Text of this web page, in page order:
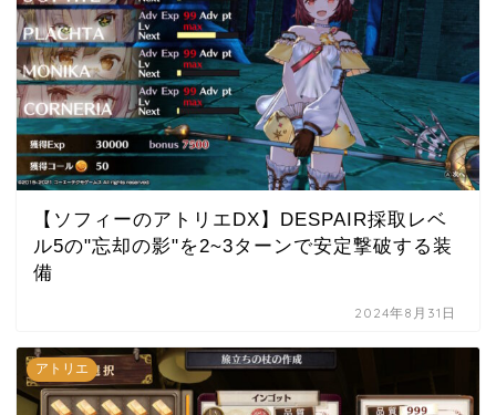
【ソフィーのアトリエDX】DESPAIR採取レベ
ル5の"忘却の影"を2~3ターンで安定撃破する装
備
2024年8月31日
アトリエ